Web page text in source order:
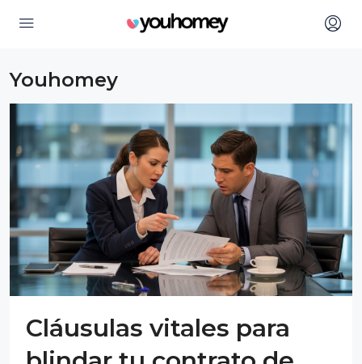
Youhomey
Cláusulas vitales para